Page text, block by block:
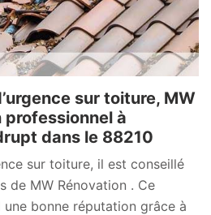
sur toiture, MW
professionnel à
dans le 88210
sur toiture, il est conseillé
de MW Rénovation . Ce
bonne réputation grâce à